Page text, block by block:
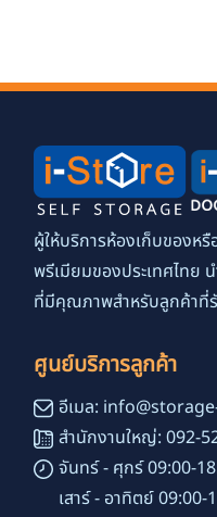
ผู้ให้บริการห้องเก็บของห
พรีเมียมของประเทศไทย
ที่มีคุณภาพสำหรับลูกค้าที่รั
ศูนย์บริการลูกค้า
อีเมล:
สำนักงานใหญ่: 092-
จันทร์ - ศุกร์ 09:00-
เสาร์ - อาทิตย์ 09:00-